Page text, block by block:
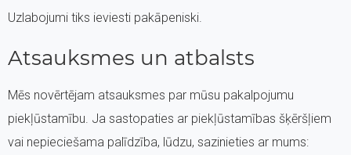
Uzlabojumi tiks ieviesti pakāpeniski.
Atsauksmes un atbalsts
Mēs novērtējam atsauksmes par mūsu pakalpojumu
piekļūstamību. Ja sastopaties ar piekļūstamības šķēršļiem
vai nepieciešama palīdzība, lūdzu, sazinieties ar mums: